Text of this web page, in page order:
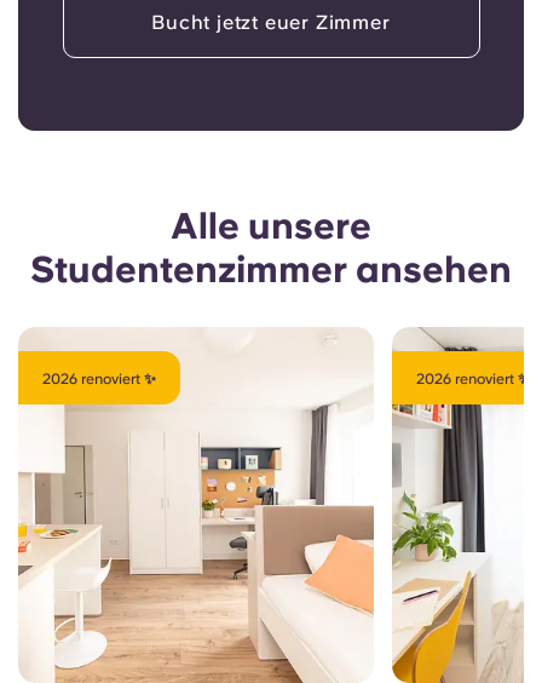
Bucht jetzt euer Zimmer
Alle unsere
Studentenzimmer ansehen
2026 renoviert ✨ 2026 renoviert ✨